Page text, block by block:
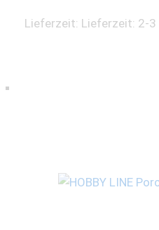
Lieferzeit: Lieferzeit: 2-3